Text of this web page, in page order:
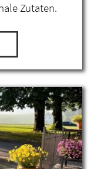
Zutaten.